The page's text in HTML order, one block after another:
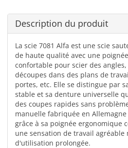
Description du produit
La scie 7081 Alfa est une scie
de haute qualité avec une
confortable pour scier des
découpes dans des plans de
portes, etc. Elle se distingue par
stable et sa denture universelle
des coupes rapides sans
manuelle fabriquée en
grâce à sa poignée ergonomique
une sensation de travail agréable
d'utilisation prolongée.